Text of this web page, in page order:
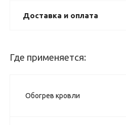
Доставка и оплата
Где применяется:
Обогрев кровли